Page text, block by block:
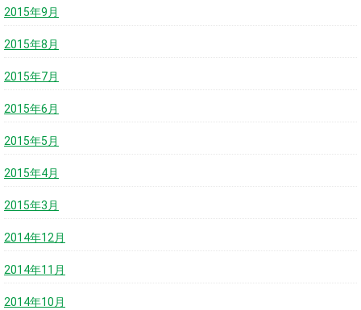
2015年9月
2015年8月
2015年7月
2015年6月
2015年5月
2015年4月
2015年3月
2014年12月
2014年11月
2014年10月